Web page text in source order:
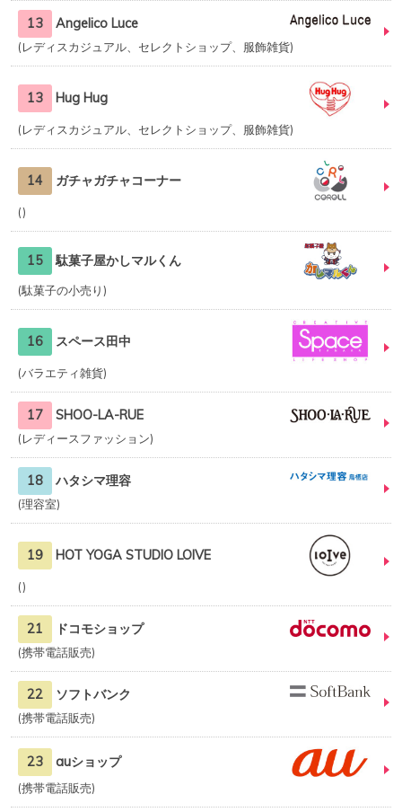
13 Angelico Luce
レディスカジュアル、セレクトショップ、服飾雑貨
13 Hug Hug
レディスカジュアル、セレクトショップ、服飾雑貨
14 ガチャガチャコーナー
15 駄菓子屋かしマルくん
駄菓子の小売り
16 スペース田中
バラエティ雑貨
17 SHOO-LA-RUE
レディースファッション
18 ハタシマ理容
理容室
19 HOT YOGA STUDIO LOIVE
21 ドコモショップ
携帯電話販売
22 ソフトバンク
携帯電話販売
23 auショップ
携帯電話販売